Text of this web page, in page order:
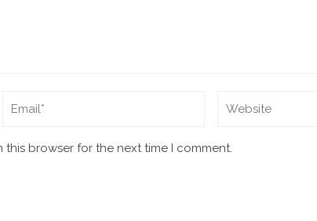
this browser for the next time I comment.